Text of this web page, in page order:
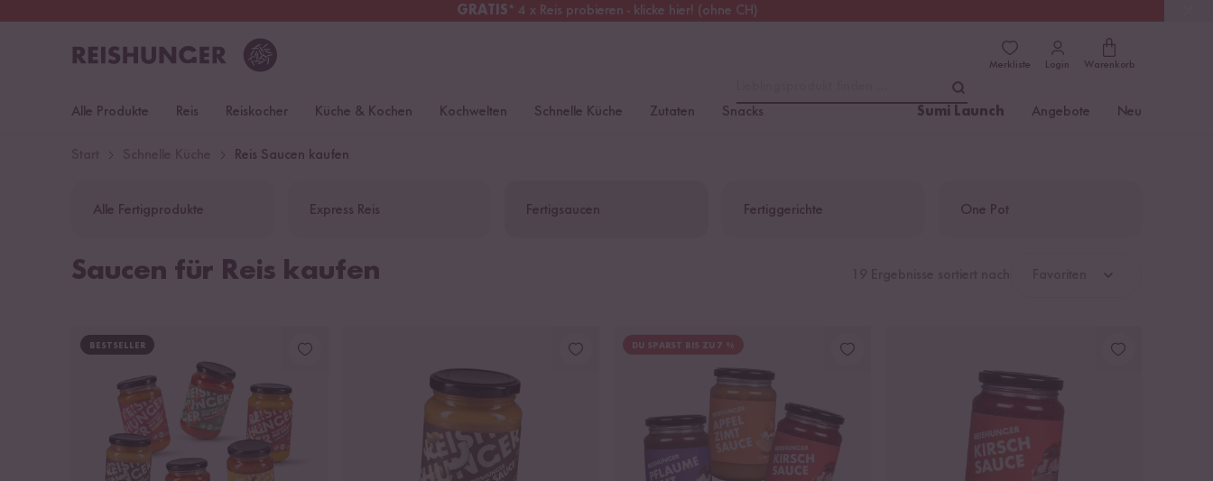
GRATIS* 4 x Reis probieren - klicke hier! (ohne CH)
Kostenloser Versand
Merkliste Login Warenkorb
Alle Produkte Reis Reiskocher Küche & Kochen Kochwelten Schnelle Küche Zutaten Snacks Sumi Launch Angebote Neu
Reis Saucen kaufen
Alle Fertigprodukte Express Reis Fertigsaucen Fertiggerichte One Pot
Saucen für Reis kaufen
BESTSELLER DU SPARST BIS ZU 7 %